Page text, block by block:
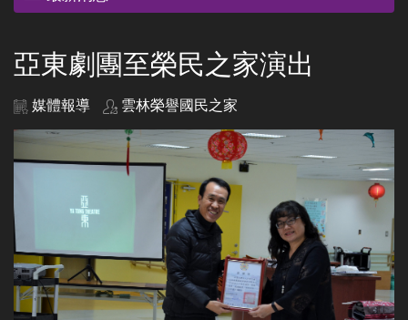
亞東劇團至榮民之家演出
媒體報導 雲林榮譽國民之家